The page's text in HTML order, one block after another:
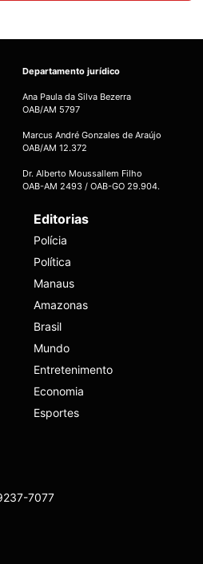
Departamento jurídico
Ana Paula da Silva Bezerra
OAB/AM 5797
Marcus André Gonzales de Araújo
OAB/AM 12.372
Dr. Alberto Moussallem Filho
OAB-AM 2493 / OAB-GO 29.904.
Editorias
Polícia
Política
Manaus
Amazonas
Brasil
Mundo
Entretenimento
Economia
Esportes
7077